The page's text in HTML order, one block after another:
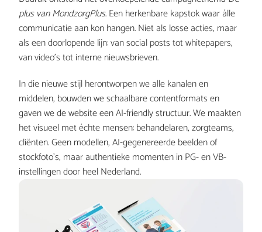
plus van MondzorgPlus. Een herkenbare kapstok waar álle
communicatie aan kon hangen. Niet als losse acties, maar
als een doorlopende lijn: van social posts tot whitepapers,
van video’s tot interne nieuwsbrieven.
In die nieuwe stijl herontworpen we alle kanalen en
middelen, bouwden we schaalbare contentformats en
gaven we de website een AI-friendly structuur. We maakten
het visueel met échte mensen: behandelaren, zorgteams,
cliënten. Geen modellen, AI-gegenereerde beelden of
stockfoto’s, maar authentieke momenten in PG- en VB-
instellingen door heel Nederland.